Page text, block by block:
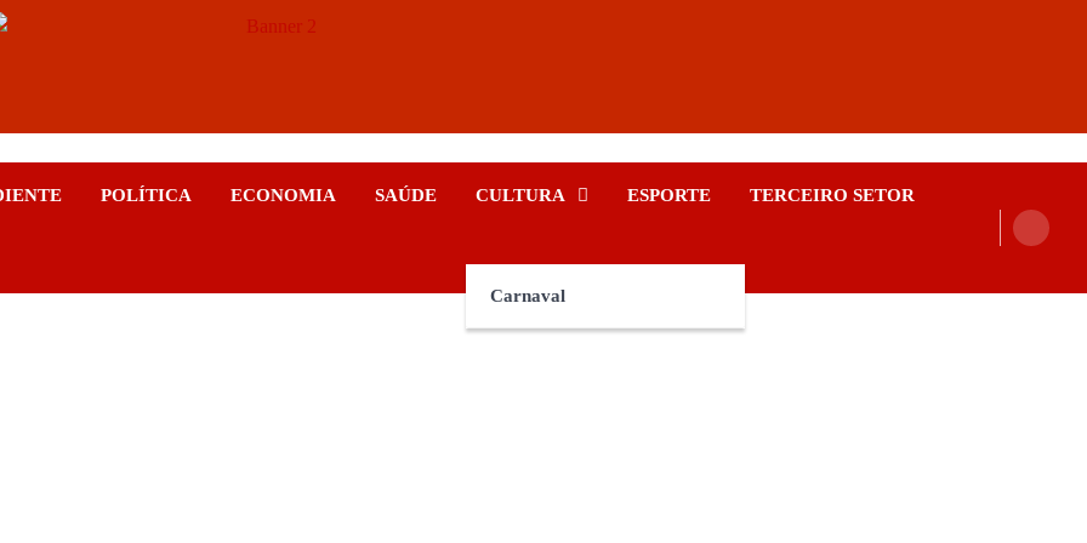
POLÍTICA ECONOMIA SAÚDE CULTURA
Carnaval
ESPORTE TERCEIRO SETOR